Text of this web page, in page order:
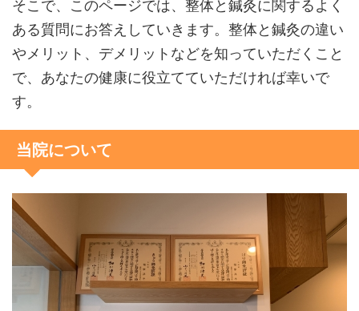
そこで、このページでは、整体と鍼灸に関するよく
ある質問にお答えしていきます。整体と鍼灸の違い
やメリット、デメリットなどを知っていただくこと
で、あなたの健康に役立てていただければ幸いで
す。
当院について